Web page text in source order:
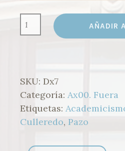
QUINTA
AÑADIR
SKU: Dx7
Categoría: Ax00. Fuera
Etiquetas:
Culleredo, Pazo